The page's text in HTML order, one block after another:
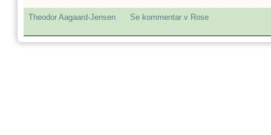
Theodor Aagaard-Jensen Se kommentar v Rose